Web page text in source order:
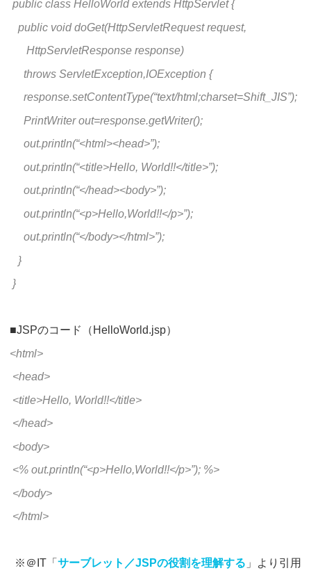
public class HelloWorld extends HttpServlet {
public void doGet(HttpServletRequest request,
HttpServletResponse response)
throws ServletException,IOException {
response.setContentType(“text/html;charset=Shift_JIS”);
PrintWriter out=response.getWriter();
out.println(“<html><head>”);
out.println(“<title>Hello, World!!</title>”);
out.println(“</head><body>”);
out.println(“<p>Hello,World!!</p>”);
out.println(“</body></html>”);
}
}
■JSPのコード（HelloWorld.jsp）
<html>
<head>
<title>Hello, World!!</title>
</head>
<body>
<% out.println(“<p>Hello,World!!</p>”); %>
</body>
</html>
※＠IT「 サーブレット／JSPの役割を理解する 」より引用